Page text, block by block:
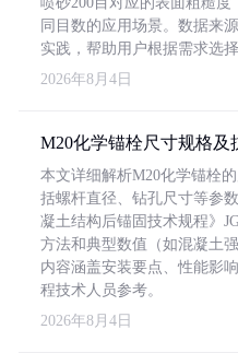
同目数的应用场景。数据来
实践，帮助用户根据需求选
2026年8月4日
M20化学锚栓尺寸规格及
本文详细解析M20化学锚栓
括螺杆直径、钻孔尺寸等参
凝土结构后锚固技术规程》
方法和典型数值（如混凝土
内容涵盖安装要点、性能影
程技术人员参考。
2026年8月4日